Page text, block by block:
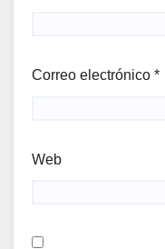
Correo electrónico *
Web